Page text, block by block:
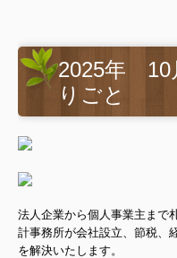
2025年
りごと
法人企業から個人事業主まで
計事務所が会社設立、節税、
を解決いたします。